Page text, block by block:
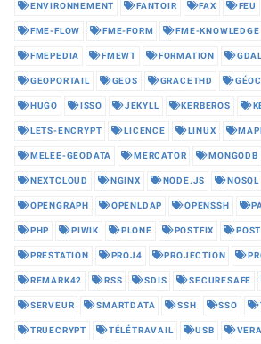
ENVIRONNEMENT FANTOIR FAX FEU
FME-FLOW FME-FORM FME-KNOWLEDGE
FMEPEDIA FMEWT FORMATION GDAL
GEOPORTAIL GEOS GRACETHD
HUGO ISSO JEKYLL KERBEROS
LETS-ENCRYPT LICENCE LINUX
MELEE-GEODATA MERCATOR MONGODB
NEXTCLOUD NGINX NODE.JS NOSQL
OPENGRAPH OPENLDAP OPENSSH
PHP PIWIK PLONE POSTFIX
PRESTATION PROJ4 PROJECTION
REMARK42 RSS SDIS SECURESAFE
SERVEUR SMARTDATA SSH SSO
TRUECRYPT TÉLÉTRAVAIL USB